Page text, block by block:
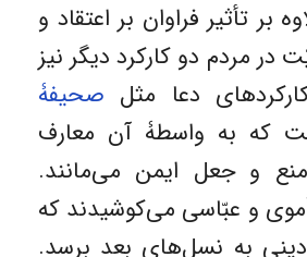
بر تأثیر فراوان بر اعتقاد و
در مردم دو کارکرد دیگر نیز
دعا مثل صحیفۀ
که به واسطۀ آن معارف
و جعل ایمن می‌مانند.
و عبّاسی می‌کوشیدند که
دینی به نسل‌های بعد برسد.